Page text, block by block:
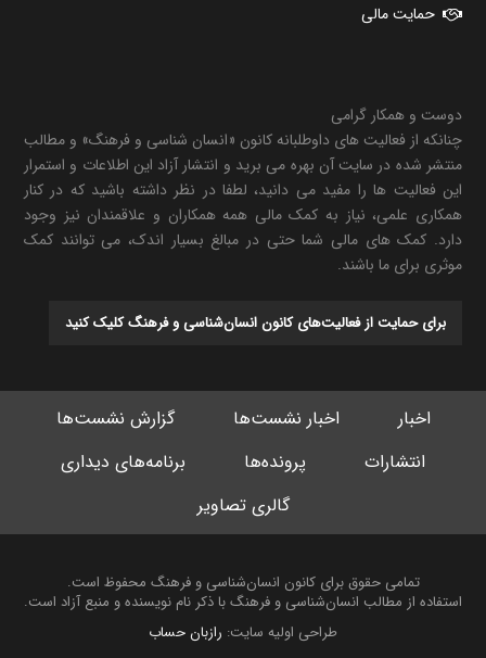
حمایت مالی
دوست و همکار گرامی
چنانکه از فعالیت های داوطلبانه کانون «انسان شناسی و فرهنگ» و مطالب
منتشر شده در سایت آن بهره می برید و انتشار آزاد این اطلاعات و استمرار
این فعالیت ها را مفید می دانید، لطفا در نظر داشته باشید که در کنار
همکاری علمی، نیاز به کمک مالی همه همکاران و علاقمندان نیز وجود
دارد. کمک های مالی شما حتی در مبالغ بسیار اندک، می توانند کمک
موثری برای ما باشند.
برای حمایت از فعالیت‌های کانون انسان‌شناسی و فرهنگ کلیک کنید
اخبار اخبار نشست‌ها
گزارش نشست‌ها
انتشارات
پرونده‌ها
برنامه‌های دیداری
گالری تصاویر
تمامی حقوق برای کانون انسان‌شناسی و فرهنگ محفوظ است.
استفاده از مطالب انسان‌شناسی و فرهنگ با ذکر نام نویسنده و منبع آزاد است.
طراحی اولیه سایت:رازبان حساب